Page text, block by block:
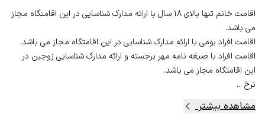
اقامت خانم تنها بالای 18 سال با ارائه مدارک شناسایی در این اقامتگاه مجاز
اقامت افراد با صیغه نامه مهر برجسته و ارائه مدارک شناسایی زوجین در
نرخ ...
مشاهده بیشتر